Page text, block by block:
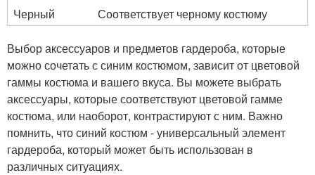
Черный
Соответствует черному костюму
Выбор аксессуаров и предметов гардероба, которые
можно сочетать с синим костюмом, зависит от цветовой
гаммы костюма и вашего вкуса. Вы можете выбрать
аксессуары, которые соответствуют цветовой гамме
костюма, или наоборот, контрастируют с ним. Важно
помнить, что синий костюм - универсальный элемент
гардероба, который может быть использован в
различных ситуациях.